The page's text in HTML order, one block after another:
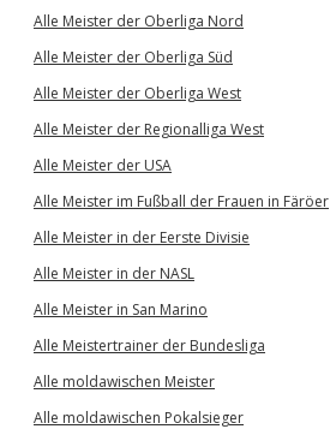
Alle Meister der Oberliga Nord
Alle Meister der Oberliga Süd
Alle Meister der Oberliga West
Alle Meister der Regionalliga West
Alle Meister der USA
Alle Meister im Fußball der Frauen in Färöer
Alle Meister in der Eerste Divisie
Alle Meister in der NASL
Alle Meister in San Marino
Alle Meistertrainer der Bundesliga
Alle moldawischen Meister
Alle moldawischen Pokalsieger